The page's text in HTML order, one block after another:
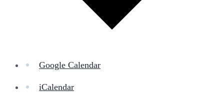
Google Calendar
iCalendar